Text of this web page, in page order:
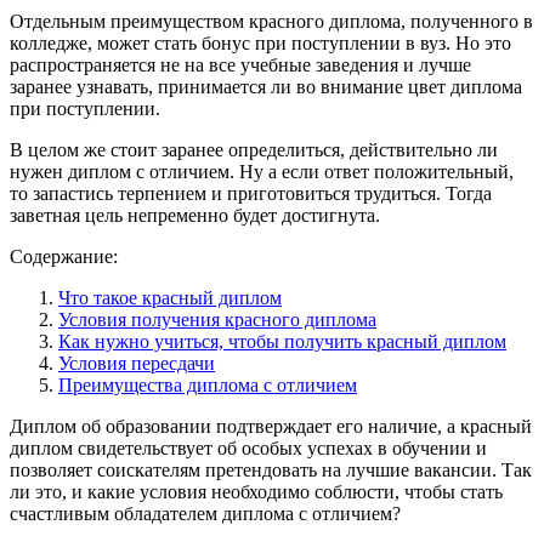
Отдельным преимуществом красного диплома, полученного в
колледже, может стать бонус при поступлении в вуз. Но это
распространяется не на все учебные заведения и лучше
заранее узнавать, принимается ли во внимание цвет диплома
при поступлении.
В целом же стоит заранее определиться, действительно ли
нужен диплом с отличием. Ну а если ответ положительный,
то запастись терпением и приготовиться трудиться. Тогда
заветная цель непременно будет достигнута.
Содержание:
Что такое красный диплом
Условия получения красного диплома
Как нужно учиться, чтобы получить красный диплом
Условия пересдачи
Преимущества диплома с отличием
Диплом об образовании подтверждает его наличие, а красный
диплом свидетельствует об особых успехах в обучении и
позволяет соискателям претендовать на лучшие вакансии. Так
ли это, и какие условия необходимо соблюсти, чтобы стать
счастливым обладателем диплома с отличием?